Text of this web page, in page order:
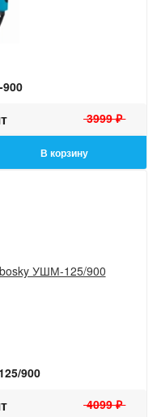
3999 ₽
В корзину
900
4099 ₽